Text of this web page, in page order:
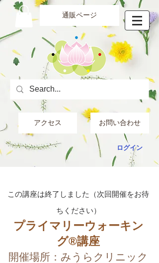
通販ページ
アクセス お問い合わせ
ログイン
​この講座は終了しました（次回開催をお待
ちください）
プライマリーウォーキン
グ®講座
開催場所：みうらクリニック